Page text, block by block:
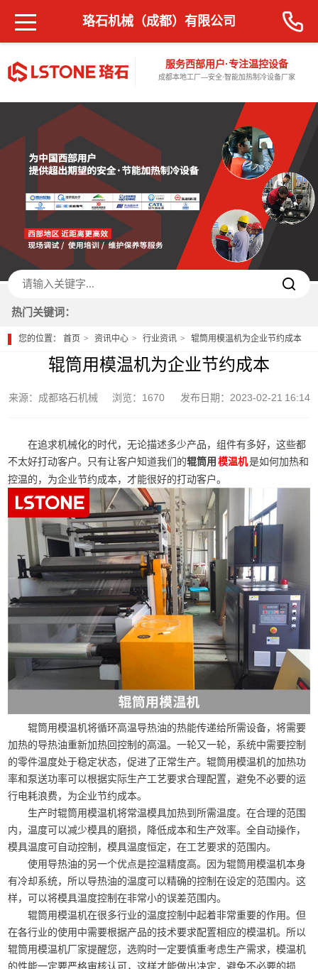
服务西部用户·专注温控设备
成都本地工厂—安全·智能加热制冷设备厂家
珞石机械（成都）有限公司
热门关键词：
您的位置：首页 资讯中心 行业资讯 辊筒用模温机为企业节约成本
辊筒用模温机为企业节约成本
来源：成都珞石机械 浏览：1670 发布日期：2023-02-21 16:14
在追求机械化的时代，无论描述多少产品，组件有多好，这些都
不太好打动客户。只有让客户知道我们的辊筒用 模温机是如何加热和
控温的，为企业节约成本，才能很好的打动客户。
辊筒用模温机将循环高温导热油的热能传递给所需设备，将需要
加热的导热油重新加热回控制的高温。一轮又一轮，系统中需要控制
的零件温度处于稳定状态，促进了正常生产。辊筒用模温机的加热功
率和泵送功率可以根据实际生产工艺要求合理配置，避免不必要的运
行电耗浪费，为企业节约成本。
生产时辊筒用模温机将常温模具加热到所需温度。在合理的范围
内，温度可以减少模具的磨损，降低成本和生产效率。全自动操作，
模具温度可自动控制，模具温度恒定，在工艺要求的范围内。
使用导热油的另一个优点是控温精度高。因为辊筒用模温机本身
有冷却系统，所以导热油的温度可以精确的控制在设定的范围内。这
样，可以将模具温度控制在非常小的误差范围内。
辊筒用模温机在很多行业的温度控制中起着非常重要的作用。但
在各行业的使用中需要根据产品的技术要求配置相应的模温机。所以
辊筒用模温机厂家提醒您，选购时一定要慎重考虑生产需求，模温机
的性能一定要严格审核认可，这样才能做出决定，避免不必要的损